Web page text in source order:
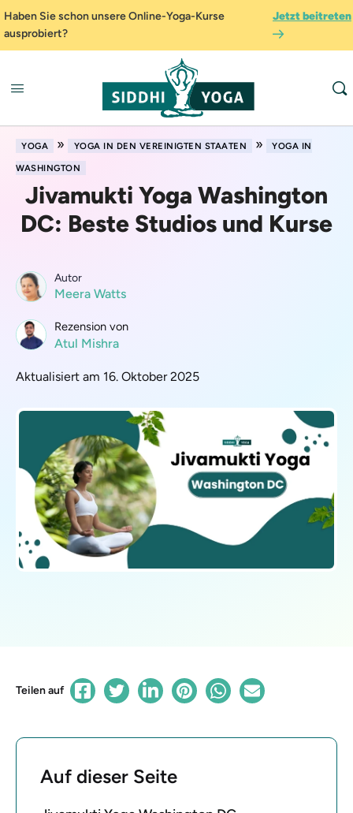
Haben Sie schon unsere Online-Yoga-Kurse
ausprobiert?
Jetzt beitreten
YOGA » YOGA IN DEN VEREINIGTEN STAATEN »
YOGA IN
WASHINGTON
Jivamukti Yoga Washington
DC: Beste Studios und Kurse
Autor
Meera Watts
Rezension von
Atul Mishra
Aktualisiert am 16. Oktober 2025
Teilen auf
Auf dieser Seite